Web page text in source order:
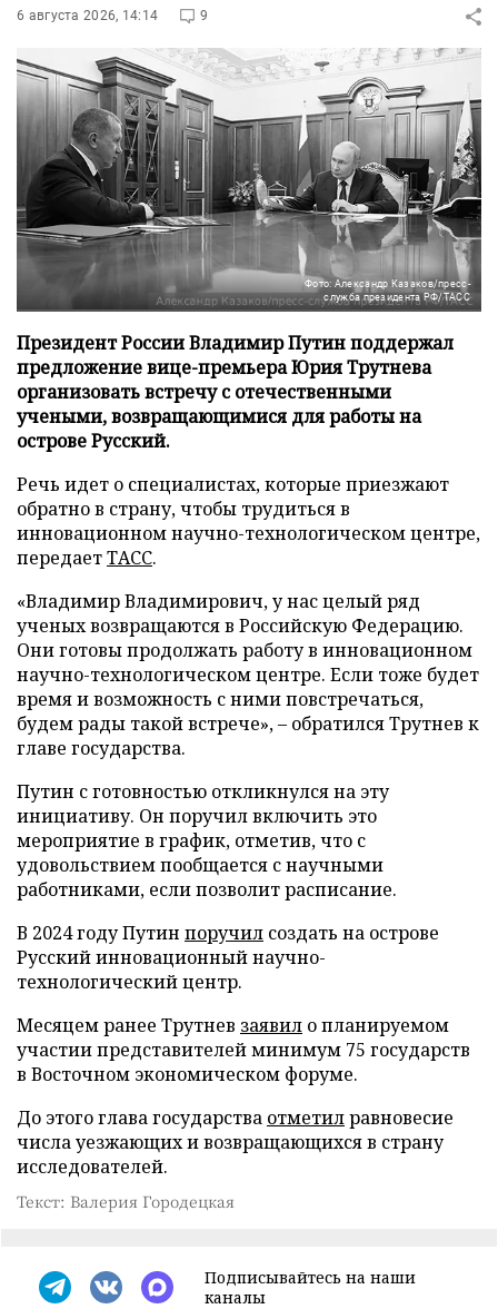
6 августа 2026, 14:14 9
Фото: Александр Казаков/пресс-
служба президента РФ/ТАСС
Президент России Владимир Путин поддержал
предложение вице-премьера Юрия Трутнева
организовать встречу с отечественными
учеными, возвращающимися для работы на
острове Русский.
Речь идет о специалистах, которые приезжают
обратно в страну, чтобы трудиться в
инновационном научно-технологическом центре,
передаетТАСС.
«Владимир Владимирович, у нас целый ряд
ученых возвращаются в Российскую Федерацию.
Они готовы продолжать работу в инновационном
научно-технологическом центре. Если тоже будет
время и возможность с ними повстречаться,
будем рады такой встрече», – обратился Трутнев к
главе государства.
Путин с готовностью откликнулся на эту
инициативу. Он поручил включить это
мероприятие в график, отметив, что с
удовольствием пообщается с научными
работниками, если позволит расписание.
В 2024 году Путин поручил создать на острове
Русский инновационный научно-
технологический центр.
Месяцем ранее Трутнев заявил о планируемом
участии представителей минимум 75 государств
в Восточном экономическом форуме.
До этого глава государства отметилравновесие
числа уезжающих и возвращающихся в страну
исследователей.
Текст: Валерия Городецкая
Подписывайтесь на наши
каналы